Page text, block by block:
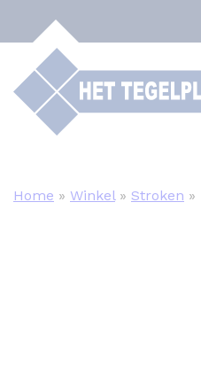
Home » Winkel » Stroken »